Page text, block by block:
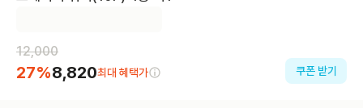
12,000
27%8,820최대 혜택가 쿠폰 받기